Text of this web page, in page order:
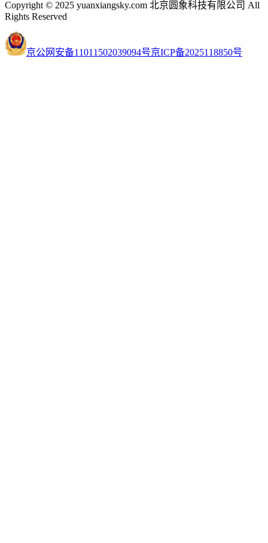
Copyright © 2025 yuanxiangsky.com 北京圆象科技有限公司 All
Rights Reserved
京公网安备11011502039094号京ICP备2025118850号